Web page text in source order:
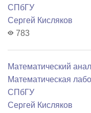
СПбГУ
Сергей Кисляков
783
Математический
Математичеcкая
СПбГУ
Сергей Кисляков